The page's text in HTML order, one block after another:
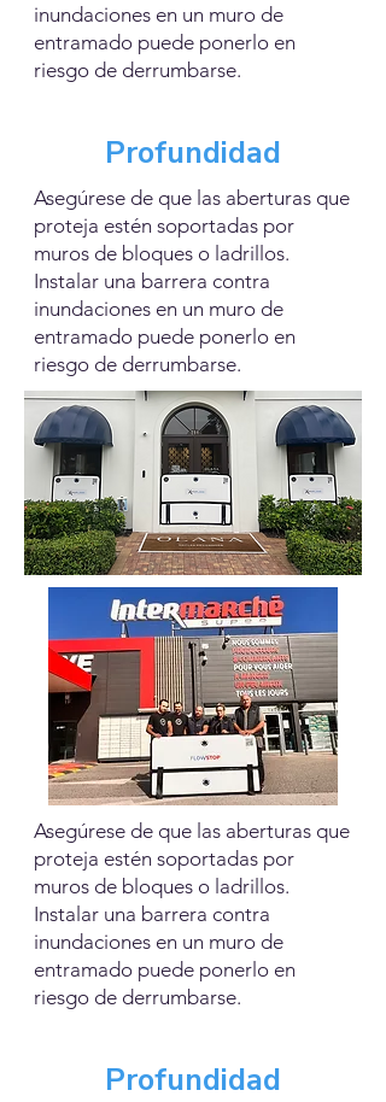
inundaciones en un muro de
entramado puede ponerlo en
riesgo de derrumbarse.
Profundidad
Asegúrese de que las aberturas que
proteja estén soportadas por
muros de bloques o ladrillos.
Instalar una barrera contra
inundaciones en un muro de
entramado puede ponerlo en
riesgo de derrumbarse.
Asegúrese de que las aberturas que
proteja estén soportadas por
muros de bloques o ladrillos.
Instalar una barrera contra
inundaciones en un muro de
entramado puede ponerlo en
riesgo de derrumbarse.
Profundidad